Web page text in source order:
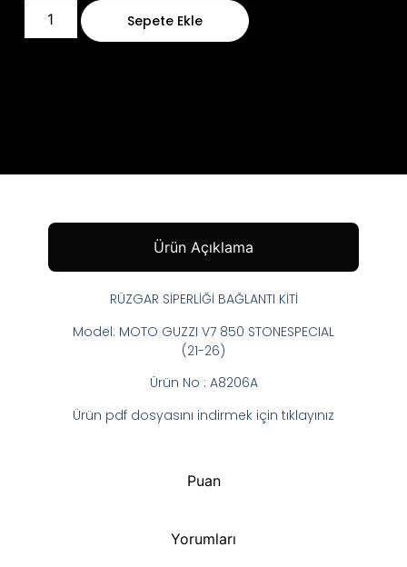
Sepete Ekle
Ürün Açıklama
Puan
Yorumları
RÜZGAR SİPERLİĞİ BAĞLANTI KİTİ
Model: MOTO GUZZI V7 850 STONESPECIAL
(21-26)
Ürün No : A8206A
Ürün pdf dosyasını indirmek için tıklayınız